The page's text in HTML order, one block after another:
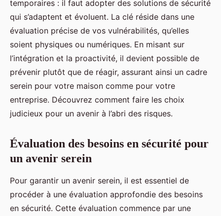
temporaires : il faut adopter des solutions de sécurité
qui s’adaptent et évoluent. La clé réside dans une
évaluation précise de vos vulnérabilités, qu’elles
soient physiques ou numériques. En misant sur
l’intégration et la proactivité, il devient possible de
prévenir plutôt que de réagir, assurant ainsi un cadre
serein pour votre maison comme pour votre
entreprise. Découvrez comment faire les choix
judicieux pour un avenir à l’abri des risques.
Évaluation des besoins en sécurité pour
un avenir serein
Pour garantir un avenir serein, il est essentiel de
procéder à une évaluation approfondie des besoins
en sécurité. Cette évaluation commence par une